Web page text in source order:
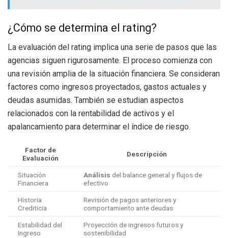
¿Cómo se determina el rating?
La evaluación del rating implica una serie de pasos que las
agencias siguen rigurosamente. El proceso comienza con
una revisión amplia de la situación financiera. Se consideran
factores como ingresos proyectados, gastos actuales y
deudas asumidas. También se estudian aspectos
relacionados con la rentabilidad de activos y el
apalancamiento para determinar el índice de riesgo.
Factor de
Evaluación
Descripción
Situación
Financiera
Análisis del balance general y flujos de
efectivo
Historia
Crediticia
Revisión de pagos anteriores y
comportamiento ante deudas
Estabilidad del
Ingreso
Proyección de ingresos futuros y
sostenibilidad